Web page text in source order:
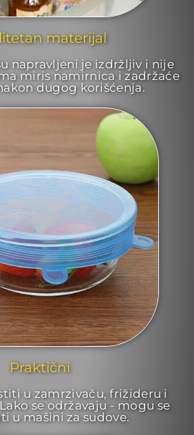
materijal
napravljeni je izdržljiv i nije
miris namirnica i zadržaće
dugog korišćenja.
Praktični
u zamrzivaču, frižideru i
se održavaju - mogu se
u mašini za sudove.